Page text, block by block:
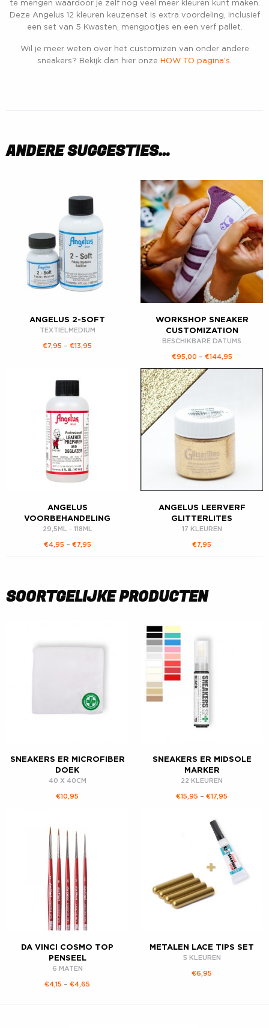
te mengen waardoor je zelf nog veel meer kleuren kunt maken.
Deze Angelus 12 kleuren keuzenset is extra voordeling, inclusief
een set van 5 Kwasten, mengpotjes en een verf pallet.
Wil je meer weten over het customizen van onder andere
sneakers? Bekijk dan hier onze HOW TO pagina’s.
ANDERE SUGGESTIES…
ANGELUS 2-SOFT
TEXTIELMEDIUM
€7,95 – €13,95
WORKSHOP SNEAKER
CUSTOMIZATION
BESCHIKBARE DATUMS
€95,00 – €144,95
ANGELUS
VOORBEHANDELING
29,5ML - 118ML
€4,95 – €7,95
ANGELUS LEERVERF
GLITTERLITES
17 KLEUREN
€7,95
SOORTGELIJKE PRODUCTEN
SNEAKERS ER MICROFIBER
DOEK
40 X 40CM
€10,95
SNEAKERS ER MIDSOLE
MARKER
22 KLEUREN
€15,95 – €17,95
DA VINCI COSMO TOP
PENSEEL
6 MATEN
€4,15 – €4,65
METALEN LACE TIPS SET
5 KLEUREN
€6,95